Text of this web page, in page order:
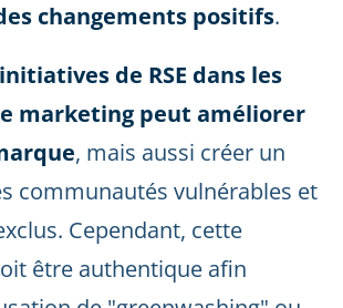
changements positifs.
initiatives de RSE dans les
marketing peut améliorer
, mais aussi créer un
communautés vulnérables et
Cependant, cette
être authentique afin